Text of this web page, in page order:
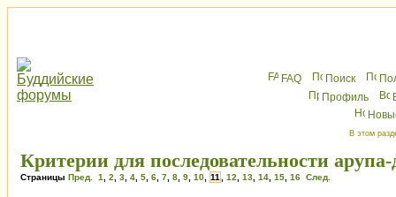
FAQ Поиск
Профиль
В этом
Критерии для последовательности
Страницы Пред. 1 2 3 4 5 6 7 8 9 10 11 12 13 14 15 16 След.